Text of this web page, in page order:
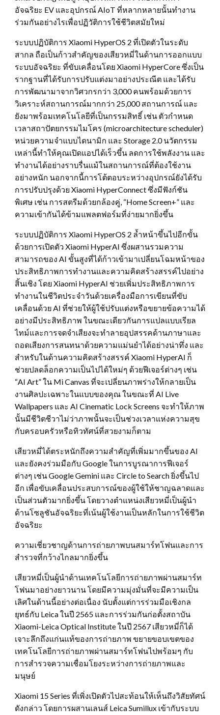
อัจฉริยะ EV และอุปกรณ์ AIoT ที่หลากหลายนั้นทำงาน
ร่วมกันอย่างไรเพื่อปฏิวัติการใช้ชีวิตสมัยใหม่
ระบบปฏิบัติการ Xiaomi HyperOS 2 ที่เปิดตัวในระดับ
สากล ถือเป็นก้าวสำคัญของเสียวหมี่ในด้านการออกแบบ
ระบบอัจฉริยะ ที่ขับเคลื่อนโดย Xiaomi HyperCore ซึ่งเป็น
รากฐานที่ได้รับการปรับแต่งมาอย่างประณีต และได้รับ
การพัฒนามาจากวิศวกรกว่า 3,000 คนพร้อมด้วยการ
วิเคราะห์สถานการณ์มากกว่า 25,000 สถานการณ์ และ
ยังมาพร้อมเทคโนโลยีที่เป็นกรรมสิทธิ์ เช่น ตัวกำหนด
เวลาสถาปัตยกรรมไมโคร (microarchitecture scheduler)
หน่วยความจำแบบไดนามิก และ Storage 2.0 นวัตกรรม
เหล่านี้ทำให้คุณเปิดแอปได้เร็วขึ้น ลดการใช้พลังงาน และ
ทำงานได้อย่างราบรื่นแม้ในสถานการณ์ที่ต้องใช้งาน
อย่างหนัก นอกจากนี้การโต้ตอบระหว่างอุปกรณ์ยังได้รับ
การปรับปรุงด้วย Xiaomi HyperConnect ซึ่งมีฟังก์ชัน
พิเศษ เช่น การสตรีมด้วยกล้องคู่, “Home Screen+” และ
ความเข้ากันได้ข้ามแพลตฟอร์มที่ง่ายมากยิ่งขึ้น
ระบบปฏิบัติการ Xiaomi HyperOS 2 ล้ำหน้าขึ้นไปอีกขั้น
ด้วยการเปิดตัว Xiaomi HyperAI ซึ่งผสานรวมความ
สามารถของ AI ขั้นสูงที่ได้ก้าวเข้ามาเปลี่ยนโฉมหน้าของ
ประสิทธิภาพการทำงานและความคิดสร้างสรรค์ไปอย่าง
สิ้นเชิง โดย Xiaomi HyperAI ช่วยเพิ่มประสิทธิภาพการ
ทำงานในชีวิตประจำวันด้วยเครื่องมือการเขียนที่ขับ
เคลื่อนด้วย AI ที่ช่วยให้ผู้ใช้ปรับแต่งหรือขยายข้อความได้
อย่างมีประสิทธิภาพ ในขณะเดียวกันการแปลแบบเรียล
ไทม์และการจดจำเสียงจะทำลายอุปสรรคด้านภาษาและ
ถอดเสียงการสนทนาด้วยความแม่นยำได้อย่างน่าทึ่ง และ
สำหรับในด้านความคิดสร้างสรรค์ Xiaomi HyperAI ก็
ช่วยปลดล็อกความเป็นไปได้ใหม่ๆ ด้วยฟีเจอร์ต่างๆ เช่น
“AI Art” ใน Mi Canvas ที่จะเปลี่ยนภาพร่างให้กลายเป็น
งานศิลปะเฉพาะในแบบของคุณ ในขณะที่ AI Live
Wallpapers และ AI Cinematic Lock Screens จะทำให้ภาพ
นั้นมีชีวิตชีวาไม่ว่าภาพนั้นจะเป็นช่วงเวลาแห่งความสุข
กับครอบครัวหรือทิวทัศน์ที่สวยงามก็ตาม
เสียวหมี่ได้ตระหนักถึงความสำคัญที่เพิ่มมากขึ้นของ AI
และยังคงร่วมมือกับ Google ในการบูรณาการฟีเจอร์
ต่างๆ เช่น Google Gemini และ Circle to Search ยิ่งขึ้นไป
อีก เพื่อขับเคลื่อนประสบการณ์ของผู้ใช้ให้ชาญฉลาดและ
เป็นส่วนตัวมากยิ่งขึ้น โดยวางตำแหน่งเสียวหมี่เป็นผู้นำ
ด้านโซลูชันอัจฉริยะที่เน้นผู้ใช้งานเป็นหลักในการใช้ชีวิต
อัจฉริยะ
ความเชี่ยวชาญด้านการถ่ายภาพบนสมาร์ทโฟนและการ
สำรวจที่กว้างไกลมากยิ่งขึ้น
เสียวหมี่เป็นผู้นำด้านเทคโนโลยีการถ่ายภาพผ่านสมาร์ท
โฟนมาอย่างยาวนาน โดยมีความมุ่งมั่นที่จะมีความเป็น
เลิศในด้านนี้อย่างต่อเนื่อง นับตั้งแต่การร่วมมือเชิงกล
ยุทธ์กับ Leica ในปี 2565 และการร่วมกันก่อตั้งสถาบัน
Xiaomi-Leica Optical Institute ในปี 2567 เสียวหมี่ก็ได้
เจาะลึกถึงแก่นแท้ของการถ่ายภาพ ขยายขอบเขตของ
เทคโนโลยีการถ่ายภาพผ่านสมาร์ทโฟนไปพร้อมๆ กับ
การสำรวจความเชื่อมโยงระหว่างการถ่ายภาพและ
มนุษย์
Xiaomi 15 Series ที่เพิ่งเปิดตัวไปสะท้อนให้เห็นถึงวิสัยทัศน์
ดังกล่าว โดยการผสานเลนส์ Leica Sumillux เข้ากับระบบ